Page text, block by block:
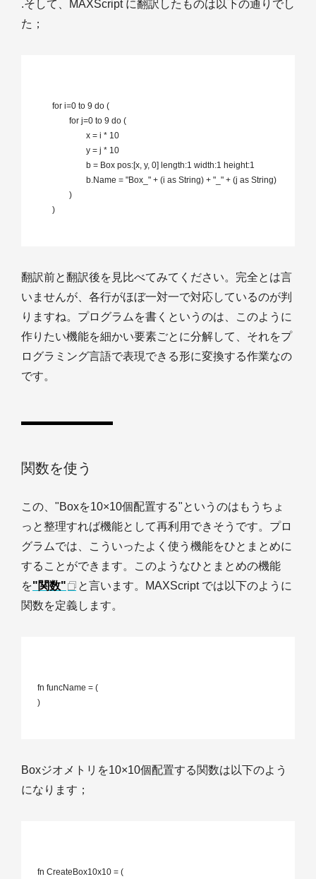
.そして、MAXScript に翻訳したものは以下の通りでし
た；
翻訳前と翻訳後を見比べてみてください。完全とは言
いませんが、各行がほぼ一対一で対応しているのが判
りますね。プログラムを書くというのは、このように
作りたい機能を細かい要素ごとに分解して、それをプ
ログラミング言語で表現できる形に変換する作業なの
です。
関数を使う
この、"Boxを10×10個配置する"というのはもうちょ
っと整理すれば機能として再利用できそうです。プロ
グラムでは、こういったよく使う機能をひとまとめに
することができます。このようなひとまとめの機能
を"関数"
と言います。MAXScript では以下のように
関数を定義します。
fn funcName = (
)
Boxジオメトリを10×10個配置する関数は以下のよう
になります；
fn CreateBox10x10 = (